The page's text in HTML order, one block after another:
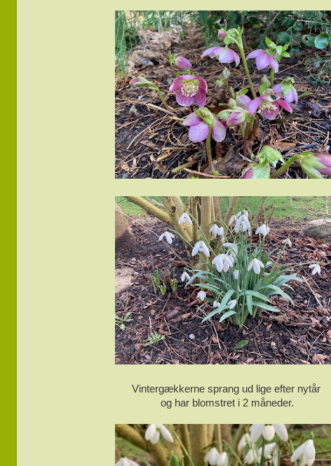
Vintergækkerne sprang ud lige efter nytår
og har blomstret i 2 måneder.